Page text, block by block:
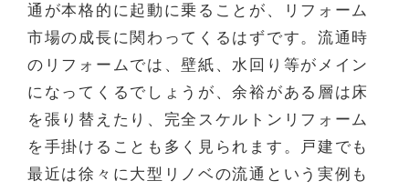
通が本格的に起動に乗ることが、リフォーム
市場の成長に関わってくるはずです。流通時
のリフォームでは、壁紙、水回り等がメイン
になってくるでしょうが、余裕がある層は床
を張り替えたり、完全スケルトンリフォーム
を手掛けることも多く見られます。戸建でも
最近は徐々に大型リノベの流通という実例も